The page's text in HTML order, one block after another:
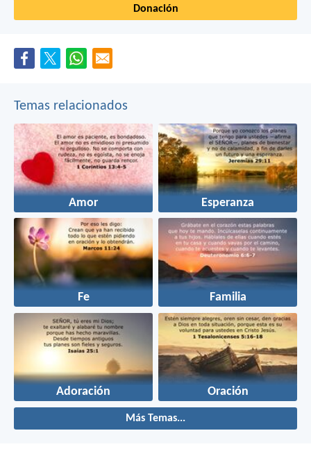
Donación
Temas relacionados
Amor Esperanza
Fe Familia
Adoración Oración
Más Temas...